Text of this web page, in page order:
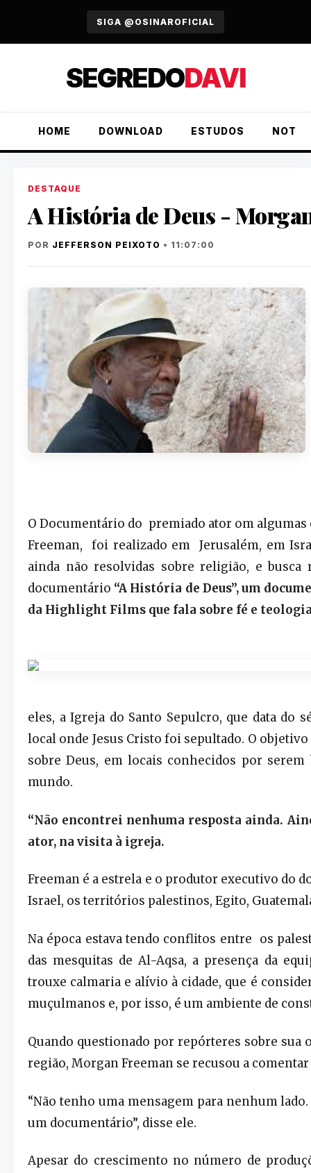
SIGA @OSINAROFICIAL
SEGREDODAVI
HOME DOWNLOAD ESTUDOS
DESTAQUE
A História de Deus -
POR JEFFERSON PEIXOTO • 11:07:00
O Documentário do premiado ator om algumas
Freeman, foi realizado em Jerusalém, em
ainda não resolvidas sobre religião, e busca
documentário “A História de Deus”, um
da Highlight Films que fala sobre fé e
eles, a Igreja do Santo Sepulcro, que data do
local onde Jesus Cristo foi sepultado. O
sobre Deus, em locais conhecidos por
mundo.
“Não encontrei nenhuma resposta ainda.
ator, na visita à igreja.
Freeman é a estrela e o produtor executivo do
Israel, os territórios palestinos, Egito,
Na época estava tendo conflitos entre os
das mesquitas de Al-Aqsa, a presença da
trouxe calmaria e alívio à cidade, que é
muçulmanos e, por isso, é um ambiente de
Quando questionado por repórteres sobre
região, Morgan Freeman se recusou a comentar
“Não tenho uma mensagem para nenhum
um documentário”, disse ele.
Apesar do crescimento no número de